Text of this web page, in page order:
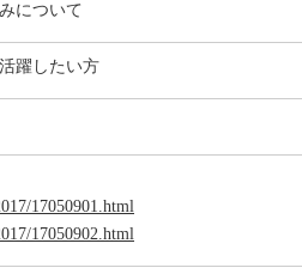
について
躍したい方
17050901.html
17050902.html